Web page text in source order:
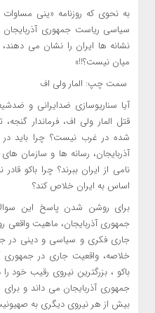
به نحوی که روزنامه «ینی
سیاسی ریاست جمهوری آذربایجان
نشانه ها ایران را نشان می دهند،
میان نیست؟!!»
سمت چپ: المار ولی اف
آیا سناریوسازی ضدایرانی و
قتل المار ولی اف، فرماندار
شده در غرب نیست؟ چرا باید
آذربایجان، رسانه ها و سازمان
نامی از ایران ببرند؟ چرا باکو
اساس به ایران خلاص کند؟
برای روشن شدن پاسخ این
جمهوری آذربایجان، ماهیت واقعی
جاری فکری و سیاسی و دینی در
خلاصه، واقعیت جاری در جمهوری
باکو ، بزرگترین نیروی رقیب
جمهوری آذربایجان می داند و
بیش از هر نیروی دیگری به